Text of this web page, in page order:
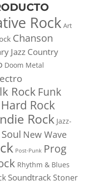
Rock Art
Chanson
Jazz Country
Doom Metal
Rock Funk
Hard Rock
Rock Jazz-
New Wave
Post-Punk Prog
Rhythm & Blues
Soundtrack Stoner